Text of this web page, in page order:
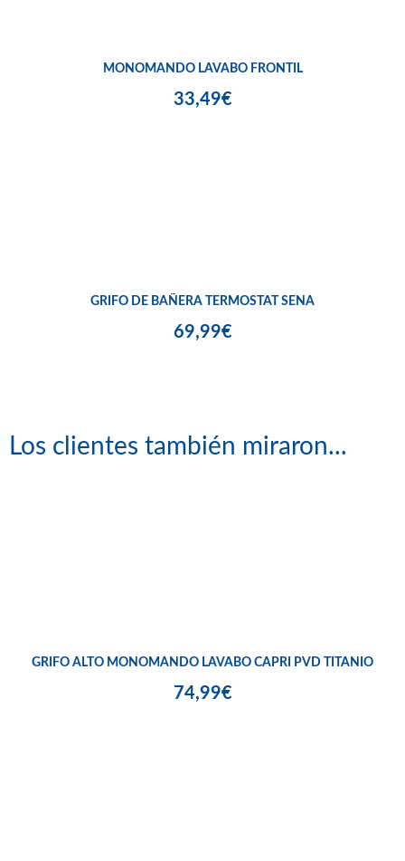
MONOMANDO LAVABO FRONTIL
33,49€
GRIFO DE BAÑERA TERMOSTAT SENA
69,99€
Los clientes también miraron...
GRIFO ALTO MONOMANDO LAVABO CAPRI PVD TITANIO
74,99€